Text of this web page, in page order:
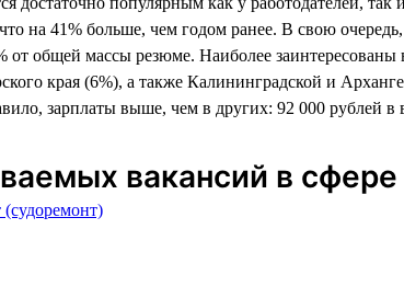
на 41% больше, чем годом ранее. В свою
от общей массы резюме. Наиболее
края (6%), а также Калининградской и
зарплаты выше, чем в других: 92 000 рублей
вакансий в